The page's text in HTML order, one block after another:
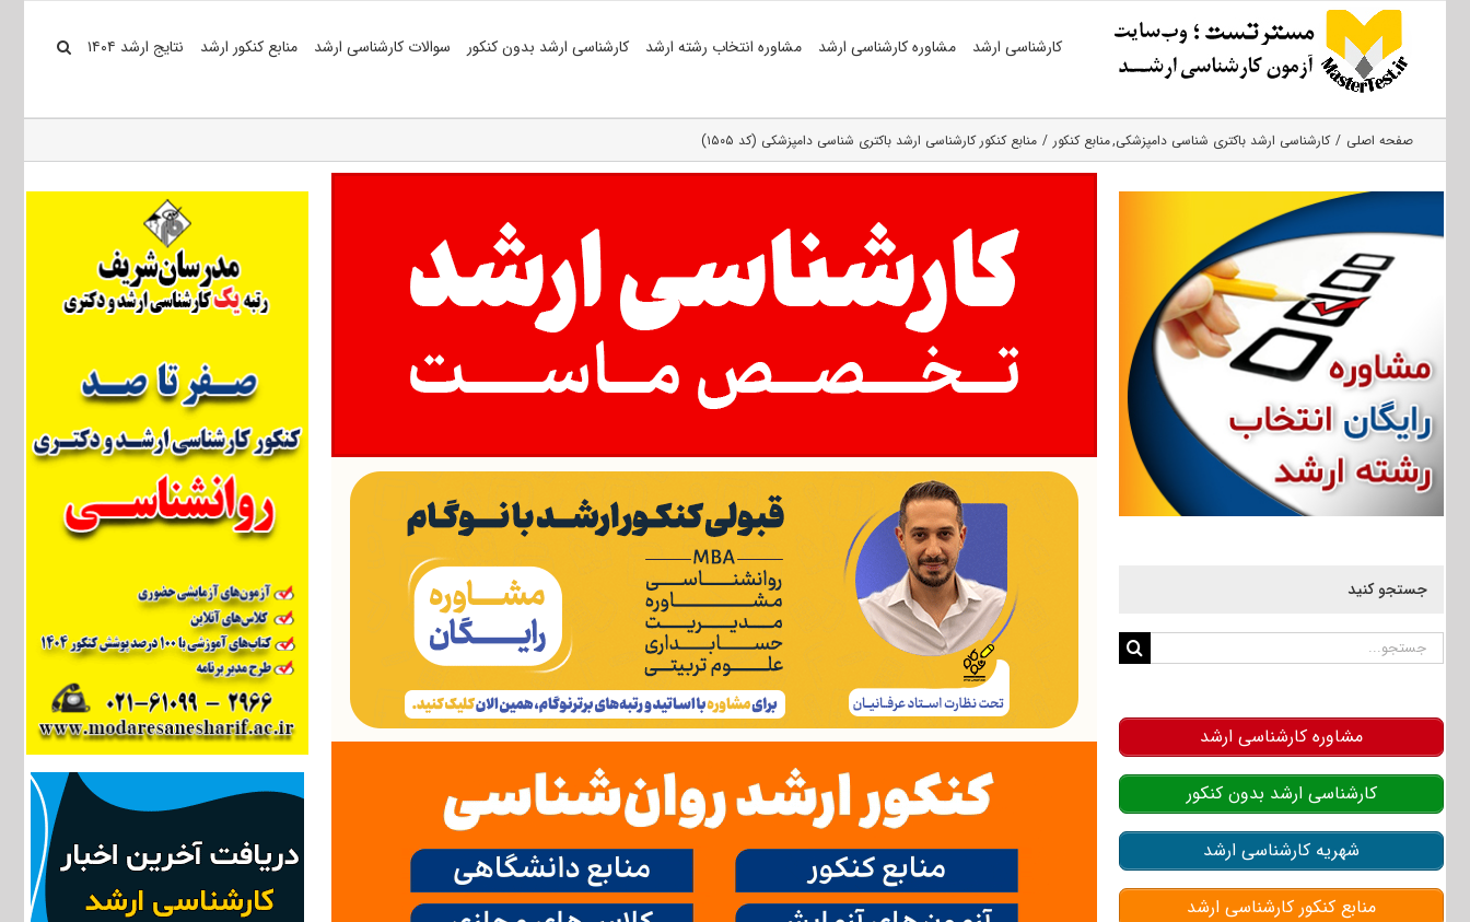
کارشناسی ارشد مشاوره کارشناسی ارشد مشاوره انتخاب رشته ارشد کارشناسی ارشد بدون کنکور سوالات کارشناسی ارشد منابع کنکور ارشد نتایج ارشد ۱۴۰۴
صفحه اصلی کارشناسی ارشد باکتری‌ شناسی دامپزشکی منابع کنکور منابع کنکور کارشناسی ارشد باکتری ‌شناسی دامپزشکی (کد ۱۵۰۵)
جستجو کنید
جستجو
مشاوره کارشناسی ارشد
کارشناسی ارشد بدون کنکور
شهریه کارشناسی ارشد
منابع کنکور کارشناسی ارشد